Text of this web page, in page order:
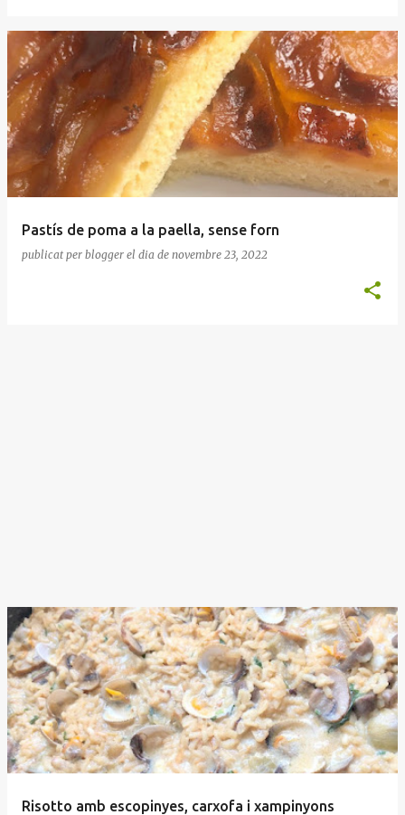
Pastís de poma a la paella, sense forn
publicat per blogger el dia de novembre 23, 2022
Risotto amb escopinyes, carxofa i xampinyons